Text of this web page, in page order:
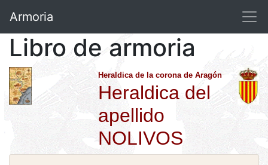
Armoria
Libro de armoria
Heraldica de la corona de Aragón
Heraldica del
apellido
NOLIVOS